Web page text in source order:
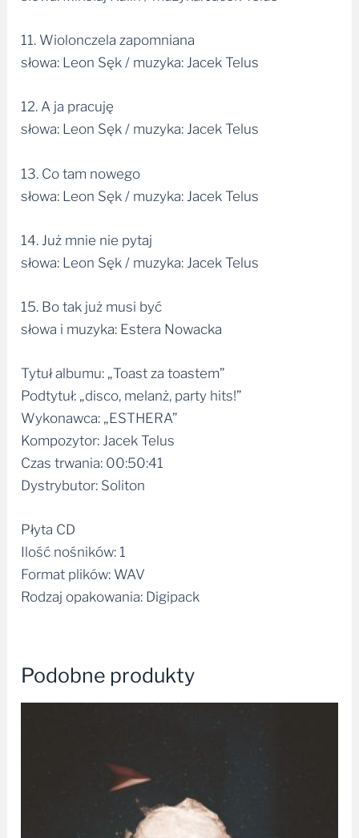
11. Wiolonczela zapomniana
słowa: Leon Sęk / muzyka: Jacek Telus
12. A ja pracuję
słowa: Leon Sęk / muzyka: Jacek Telus
13. Co tam nowego
słowa: Leon Sęk / muzyka: Jacek Telus
14. Już mnie nie pytaj
słowa: Leon Sęk / muzyka: Jacek Telus
15. Bo tak już musi być
słowa i muzyka: Estera Nowacka
Tytuł albumu: „Toast za toastem”
Podtytuł: „disco, melanż, party hits!”
Wykonawca: „ESTHERA”
Kompozytor: Jacek Telus
Czas trwania: 00:50:41
Dystrybutor: Soliton
Płyta CD
Ilość nośników: 1
Format plików: WAV
Rodzaj opakowania: Digipack
Podobne produkty